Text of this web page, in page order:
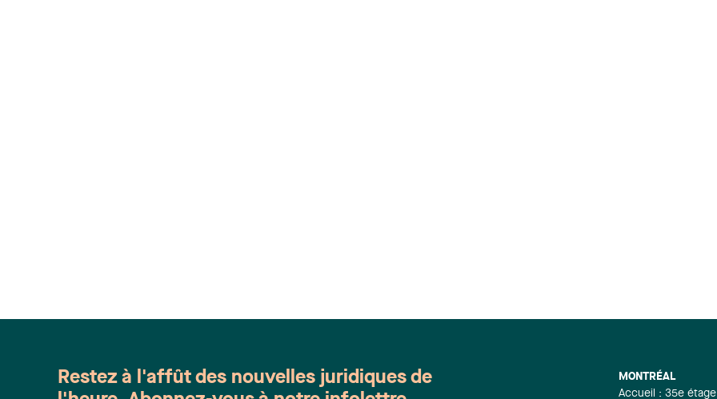
MONTRÉAL
Accueil : 35e étage
Restez à l'affût des nouvelles juridiques de